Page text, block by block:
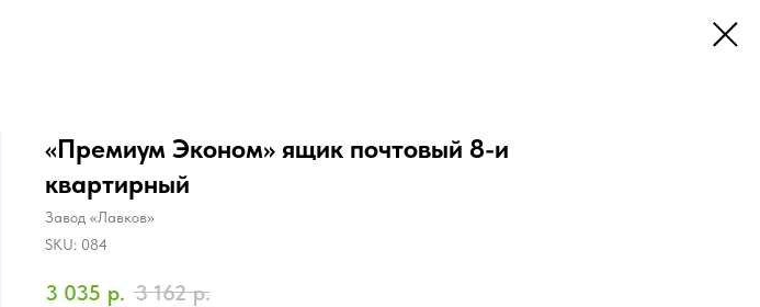
«Премиум Эконом» ящик почтовый 8-и
квартирный
Завод «Лавков»
SKU: 084
3 035 р. 3 162 р.